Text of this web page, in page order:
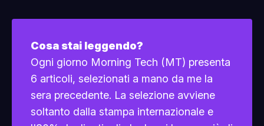
Cosa stai leggendo?
Ogni giorno Morning Tech (MT) presenta
6 articoli, selezionati a mano da me la
sera precedente. La selezione avviene
soltanto dalla stampa internazionale e